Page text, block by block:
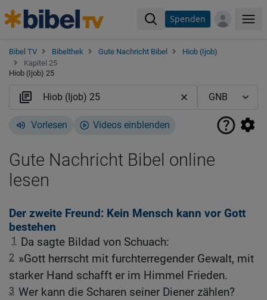
Spenden
Bibel TV Bibelthek Gute Nachricht Bibel
Hiob (Ijob)
Kapitel 25
Hiob (Ijob) 25
Vorlesen Videos einblenden
Gute Nachricht Bibel online
lesen
Der zweite Freund: Kein Mensch kann vor Gott
bestehen
1 Da sagte Bildad von Schuach:
2 »Gott herrscht mit furchterregender Gewalt, mit
starker Hand schafft er im Himmel Frieden.
3 Wer kann die Scharen seiner Diener zählen?